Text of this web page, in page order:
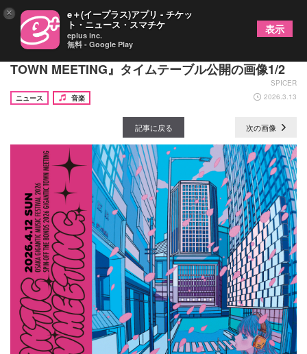
『ジャイガ』スピンオフイベント『GIGANTIC
TOWN MEETING』タイムテーブル公開の画像1/2
SPICER
ニュース
音楽 2026.3.13
記事に戻る 次の画像
× e＋(イープラス)アプリ - チケッ
ト・ニュース・スマチケ
eplus inc.
無料 - Google Play
表示